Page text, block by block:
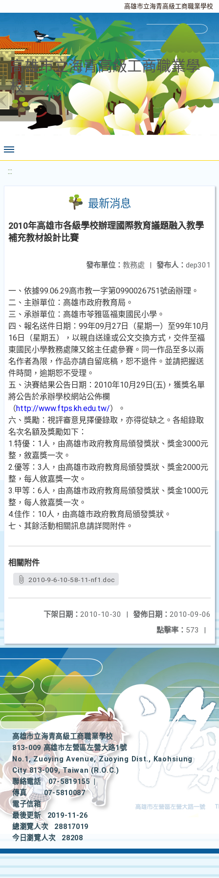
高雄市立海青高級工商職業學校
高雄市立海青高級工商職業學
校
:::
最新消息
2010年高雄市各級學校辦理國際教育議題融入教學
補充教材設計比賽
發布人： dep301
發布單位： 教務處 |
一、依據99.06.29高市教一字第0990026751號函辦理。
二、主辦單位：高雄市政府教育局。
三、承辦單位：高雄市苓雅區福東國民小學。
四、報名送件日期：99年09月27日（星期一）至99年10月
16日（星期五），以親自送達或公文交換方式，交件至福
東國民小學教務處陳又銘主任處參賽。同一作品至多以兩
名作者為限，作品亦請自留底稿，恕不退件。並請把握送
件時間，逾期恕不受理。
五、決賽結果公告日期：2010年10月29日(五)，獲獎名單
將公告於承辦學校網站公佈欄
（http://www.ftps.kh.edu.tw/）。
六、獎勵：視評審意見擇優錄取，亦得從缺之。各組錄取
名次名額及獎勵如下：
1.特優：1人，由高雄市政府教育局頒發獎狀、獎金3000元
整，敘嘉獎一次。
2.優等：3人，由高雄市政府教育局頒發獎狀、獎金2000元
整，每人敘嘉獎一次。
3.甲等：6人，由高雄市政府教育局頒發獎狀、獎金1000元
整，每人敘嘉獎一次。
4.佳作：10人，由高雄市政府教育局頒發獎狀。
七、其餘活動相關訊息請詳閱附件。
相關附件
2010-9-6-10-58-11-nf1.doc
發佈日期： 2010-09-06
下架日期： 2010-10-30
|
點擊率： 573 |
高雄市立海青高級工商職業學校
813-009 高雄市左營區左營大路1號
No.1, Zuoying Avenue, Zuoying Dist., Kaohsiung
City 813-009, Taiwan (R.O.C.)
聯絡電話
07-5819155
|
傳真
07-5810087
電子信箱
最後更新
2019-11-26
總瀏覽人次
28817019
今日瀏覽人次
28208